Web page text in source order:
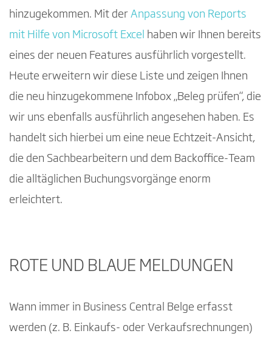
hinzugekommen. Mit der Anpassung von Reports
mit Hilfe von Microsoft Excel
haben wir Ihnen bereits
eines der neuen Features ausführlich vorgestellt.
Heute erweitern wir diese Liste und zeigen Ihnen
die neu hinzugekommene Infobox „Beleg prüfen“, die
wir uns ebenfalls ausführlich angesehen haben. Es
handelt sich hierbei um eine neue Echtzeit-Ansicht,
die den Sachbearbeitern und dem Backoffice-Team
die alltäglichen Buchungsvorgänge enorm
erleichtert.
ROTE UND BLAUE MELDUNGEN
Wann immer in Business Central Belge erfasst
werden (z. B. Einkaufs- oder Verkaufsrechnungen)